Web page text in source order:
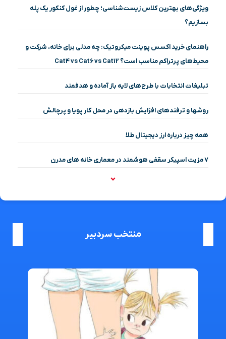
ویژگی‌های بهترین کلاس زیست‌شناسی؛ چطور از غول کنکور یک پله
بسازیم؟
راهنمای خرید اکسس پوینت میکروتیک: چه مدلی برای خانه، شرکت و
محیط‌های پرتراکم مناسب است؟ Cat4 vs Cat6 vs Cat12
تبلیغات انتخابات با طرح‌های لایه باز آماده و هدفمند
روشها و ترفندهای افزایش بازدهی در محل کار پویا و پرچالش
همه چیز درباره ارز دیجیتال طلا
۷ مزیت اسپیکر سقفی هوشمند در معماری خانه‌ های مدرن
منتخب سردبیر